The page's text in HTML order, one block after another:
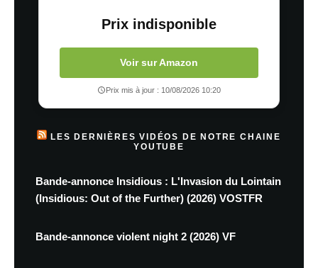
Prix indisponible
Voir sur Amazon
Prix mis à jour : 10/08/2026 10:20
LES DERNIÈRES VIDÉOS DE NOTRE CHAINE
YOUTUBE
Bande-annonce Insidious : L'Invasion du Lointain
(Insidious: Out of the Further) (2026) VOSTFR
Bande-annonce violent night 2 (2026) VF